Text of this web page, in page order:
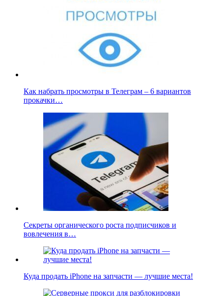
Как набрать просмотры в Телеграм – 6 вариантов
прокачки…
Секреты органического роста подписчиков и
вовлечения в…
Куда продать iPhone на запчасти — лучшие места!